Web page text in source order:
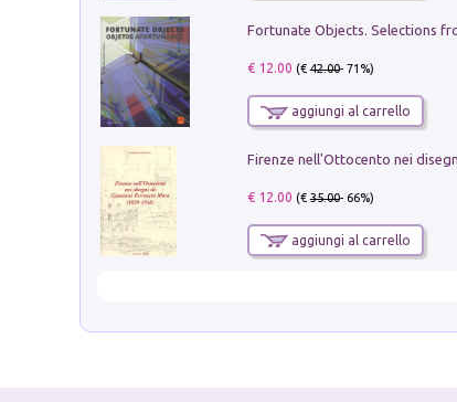
€ 12.00 (€42.00- 71%)
aggiungi al carrello
€ 12.00 (€35.00- 66%)
aggiungi al carrello